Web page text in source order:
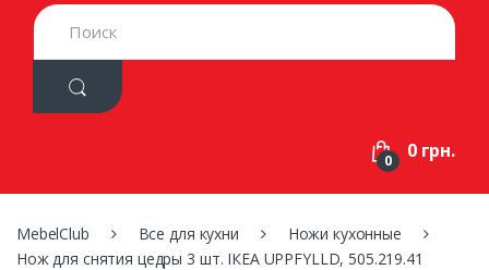
S
e
h
:
0 0 грн.
MebelClub Все для кухни
Ножи кухонные
Нож для снятия цедры 3 шт. ІКЕА UPPFYLLD, 505.219.41